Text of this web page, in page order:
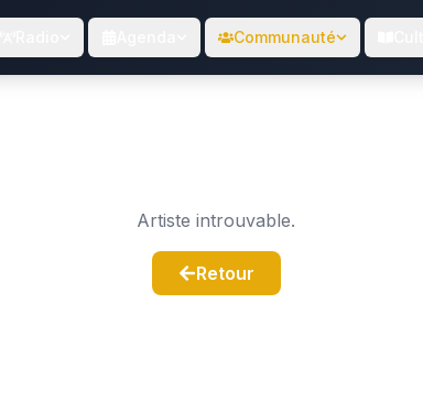
Communauté
Artiste introuvable.
Retour